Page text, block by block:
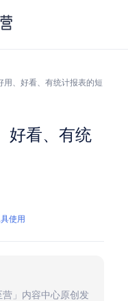
用、好看、有统计报表的短
好看、有统
使用
」内容中心原创发